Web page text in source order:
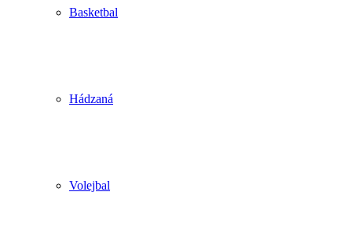
Basketbal
Hádzaná
Volejbal